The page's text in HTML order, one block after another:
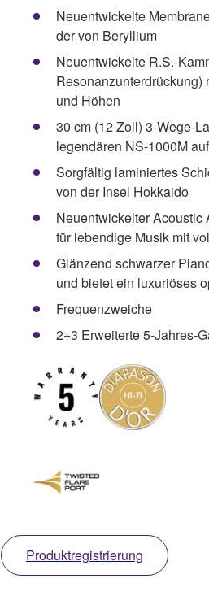
Neuentwickelte
der von Beryllium
Neuentwickelte R.S.-
Resonanzunterdrückung)
und Höhen
30 cm (12 Zoll) 3-Wege-
legendären NS-1000M auf
Sorgfältig laminiertes
von der Insel Hokkaido
Neuentwickelter Acoustic
für lebendige Musik mit
Glänzend schwarzer
und bietet ein luxuriöses
Frequenzweiche
2+3 Erweiterte 5-Jahres-
Produktregistrierung